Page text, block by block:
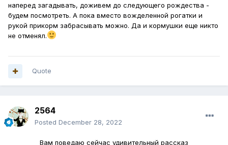
наперед загадывать, доживем до следующего рождества -
будем посмотреть. А пока вместо вожделенной рогатки и
рукой прикорм забрасывать можно. Да и кормушки еще никто
не отменял.
Quote
2564
Posted December 28, 2022
Вам поведаю сейчас удивительный рассказ